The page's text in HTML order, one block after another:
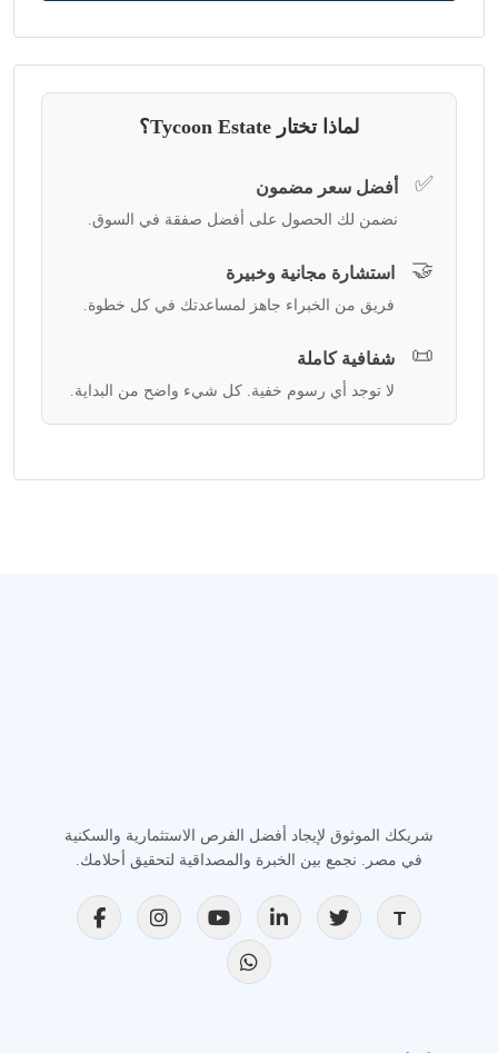
لماذا تختار Tycoon Estate؟
✅ أفضل سعر مضمون
نضمن لك الحصول على أفضل صفقة في السوق.
🤝 استشارة مجانية وخبيرة
فريق من الخبراء جاهز لمساعدتك في كل خطوة.
📜 شفافية كاملة
لا توجد أي رسوم خفية. كل شيء واضح من البداية.
شريكك الموثوق لإيجاد أفضل الفرص الاستثمارية والسكنية
في مصر. نجمع بين الخبرة والمصداقية لتحقيق أحلامك.